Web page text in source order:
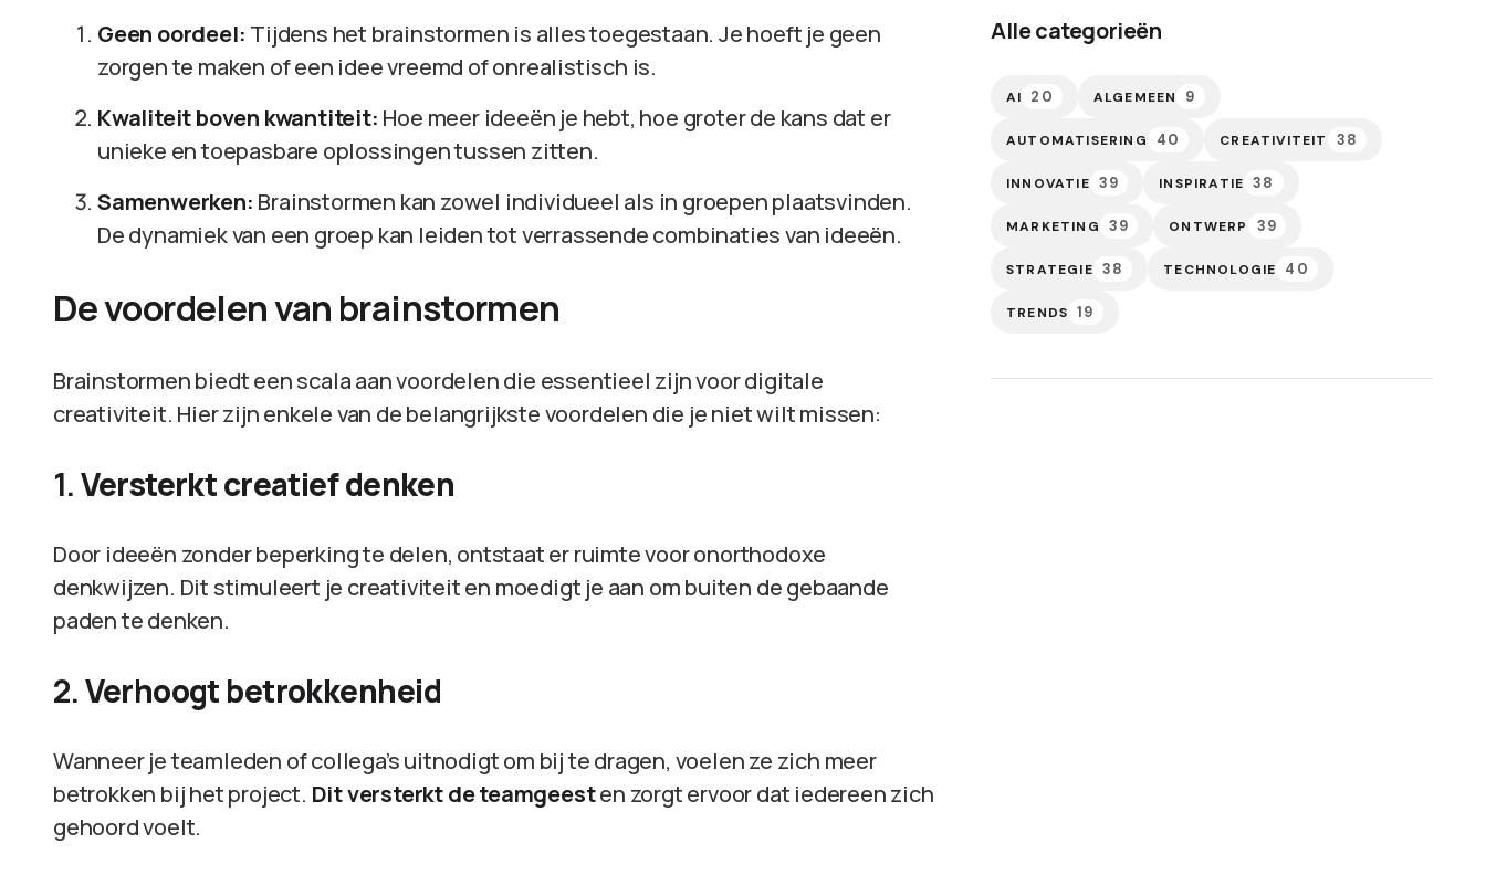
Geen oordeel: Tijdens het brainstormen is alles toegestaan. Je hoeft je geen
zorgen te maken of een idee vreemd of onrealistisch is.
Kwaliteit boven kwantiteit: Hoe meer ideeën je hebt, hoe groter de kans dat er
unieke en toepasbare oplossingen tussen zitten.
Samenwerken: Brainstormen kan zowel individueel als in groepen plaatsvinden.
De dynamiek van een groep kan leiden tot verrassende combinaties van ideeën.
De voordelen van brainstormen
Brainstormen biedt een scala aan voordelen die essentieel zijn voor digitale
creativiteit. Hier zijn enkele van de belangrijkste voordelen die je niet wilt missen:
1.Versterkt creatief denken
Door ideeën zonder beperking te delen, ontstaat er ruimte voor onorthodoxe
denkwijzen. Dit stimuleert je creativiteit en moedigt je aan om buiten de gebaande
paden te denken.
2.Verhoogt betrokkenheid
Wanneer je teamleden of collega’s uitnodigt om bij te dragen, voelen ze zich meer
betrokken bij het project. Dit versterkt de teamgeesten zorgt ervoor dat iedereen zich
gehoord voelt.
Alle categorieën
AI 20 ALGEMEEN 9
AUTOMATISERING 40 CREATIVITEIT 38
INNOVATIE 39 INSPIRATIE 38
MARKETING 39 ONTWERP 39
STRATEGIE 38 TECHNOLOGIE 40
TRENDS 19